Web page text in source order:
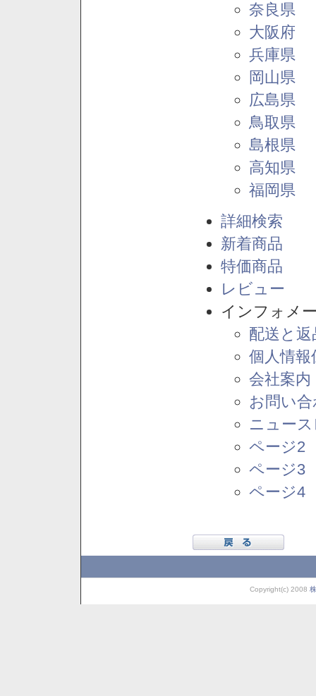
奈良県
大阪府
兵庫県
岡山県
広島県
鳥取県
島根県
高知県
福岡県
詳細検索
新着商品
特価商品
レビュー
インフォメ
配送と
個人情報
会社案内
お問い
ニュー
ページ2
ページ3
ページ4
Copyright(c) 2008